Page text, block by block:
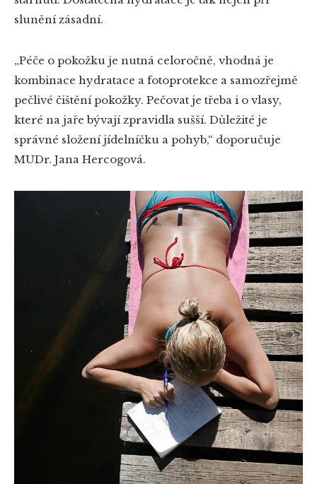
slunění zásadní.
„Péče o pokožku je nutná celoročně, vhodná je
kombinace hydratace a fotoprotekce a samozřejmě
pečlivé čištění pokožky. Pečovat je třeba i o vlasy,
které na jaře bývají zpravidla sušší. Důležité je
správné složení jídelníčku a pohyb,“ doporučuje
MUDr. Jana Hercogová.